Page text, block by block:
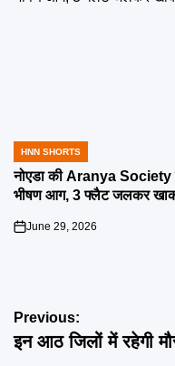
POSTED
IN
HNN SHORTS
नोएडा की Aranya Society
भीषण आग, 3 फ्लैट जलकर
on
June 29, 2026
Post
navigation
Previous:
इन आठ जिलों में रहेगी